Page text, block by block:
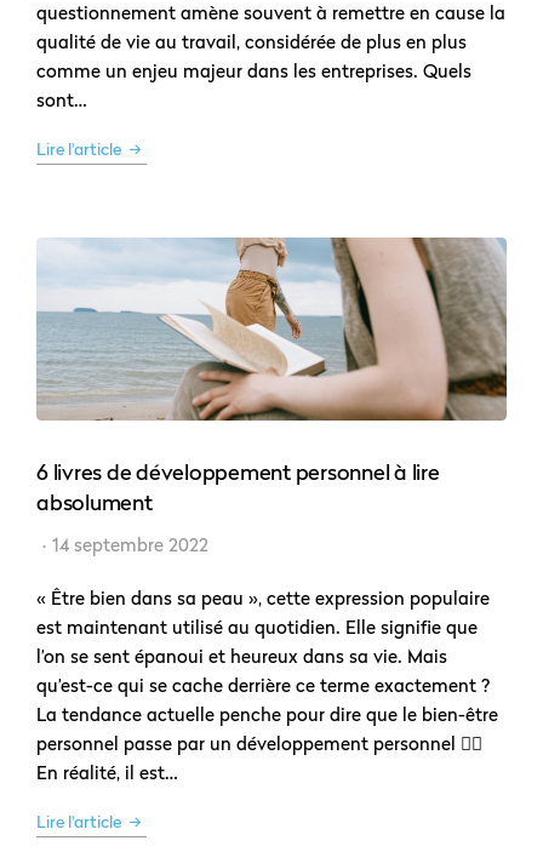
questionnement amène souvent à remettre en cause la
qualité de vie au travail, considérée de plus en plus
comme un enjeu majeur dans les entreprises. Quels
sont…
Lire l'article
6 livres de développement personnel à lire
absolument
14 septembre 2022
« Être bien dans sa peau », cette expression populaire
est maintenant utilisé au quotidien. Elle signifie que
l’on se sent épanoui et heureux dans sa vie. Mais
qu’est-ce qui se cache derrière ce terme exactement ?
La tendance actuelle penche pour dire que le bien-être
personnel passe par un développement personnel 🧘‍♀️
En réalité, il est…
Lire l'article